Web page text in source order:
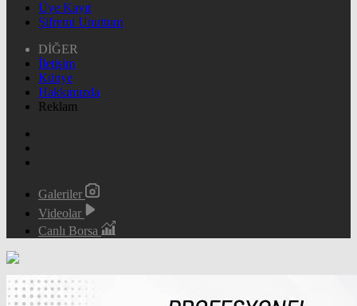
Üye Kayıt
Şifremi Unuttum
DİĞER
İletişim
Künye
Hakkımızda
Reklam
Galeriler
Videolar
Canlı Borsa